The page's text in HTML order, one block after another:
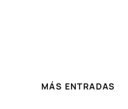
MÁS ENTRADAS